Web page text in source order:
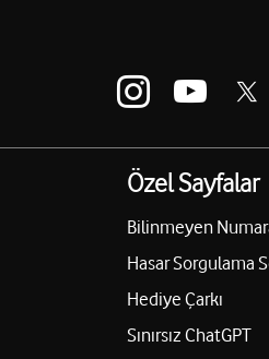
Özel Sayfalar
Bilinmeyen
Hasar Sorgulama
Hediye Çarkı
Sınırsız ChatGPT